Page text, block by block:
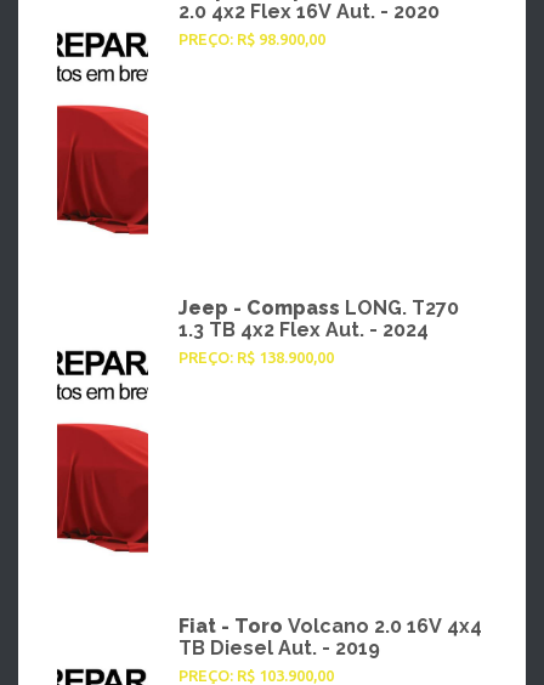
2.0 4x2 Flex 16V Aut. - 2020
PREÇO: R$ 98.900,00
Jeep - Compass LONG. T270
1.3 TB 4x2 Flex Aut. - 2024
PREÇO: R$ 138.900,00
Fiat - Toro Volcano 2.0 16V 4x4
TB Diesel Aut. - 2019
PREÇO: R$ 103.900,00